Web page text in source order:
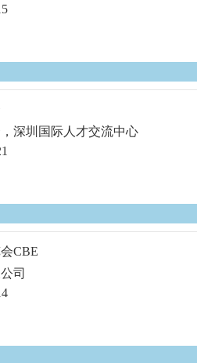
深圳国际人才交流中心
CBE
司